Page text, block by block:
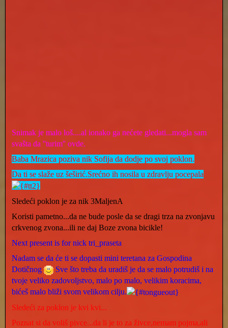
Snimak je malo loš....al ionako ga nećete gledati...mogla sam
svašta da ''turim'' ovde.
Baba Mrazica poziva nik Sofija da dodje po svoj poklon.
Da ti se slaže uz šeširić.Srećno ih nosila u zdravlju pocepala
Sledeći poklon je za nik 3MaljenA
Koristi pametno...da ne bude posle da se dragi trza na zvonjavu
crkvenog zvona...ili ne daj Boze zvona bicikle!
Next present is for nick tri_praseta
Nadam se da će ti se dopasti mini teretana za Gospodina
Dotičnog
Sve što treba da uradiš je da se malo potrudiš i na
tvoje veliko zadovoljstvo, malo po malo, velikim koracima,
bićeš malo bliži svom velikom cilju.
Sledeći za poklon je kvi kvi...
Poznat si da voliš pivce...da li je to za živce,nemam pojma,ali